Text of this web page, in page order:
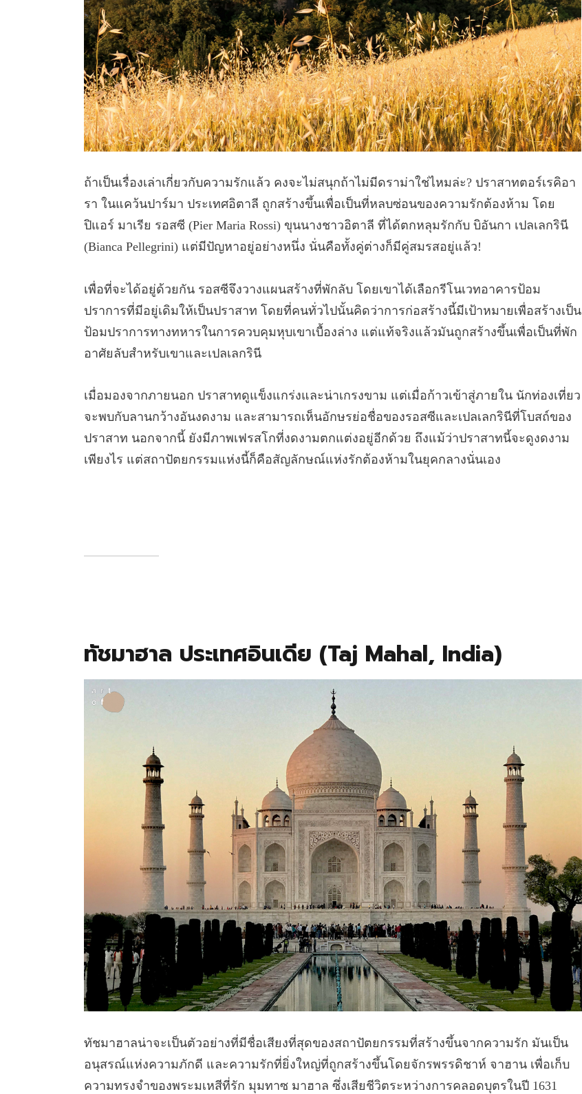
ถ้าเป็นเรื่องเล่าเกี่ยวกับความรักแล้ว คงจะไม่สนุกถ้าไม่มีดราม่าใช่ไหมล่ะ? ปราสาทตอร์เรคิอา
รา ในแคว้นปาร์มา ประเทศอิตาลี ถูกสร้างขึ้นเพื่อเป็นที่หลบซ่อนของความรักต้องห้าม โดย
ปิแอร์ มาเรีย รอสซี (Pier Maria Rossi) ขุนนางชาวอิตาลี ที่ได้ตกหลุมรักกับ บิอันกา เปลเลกรินี
(Bianca Pellegrini) แต่มีปัญหาอยู่อย่างหนึ่ง นั่นคือทั้งคู่ต่างก็มีคู่สมรสอยู่แล้ว!
เพื่อที่จะได้อยู่ด้วยกัน รอสซีจึงวางแผนสร้างที่พักลับ โดยเขาได้เลือกรีโนเวทอาคารป้อม
ปราการที่มีอยู่เดิมให้เป็นปราสาท โดยที่คนทั่วไปนั้นคิดว่าการก่อสร้างนี้มีเป้าหมายเพื่อสร้างเป็น
ป้อมปราการทางทหารในการควบคุมหุบเขาเบื้องล่าง แต่แท้จริงแล้วมันถูกสร้างขึ้นเพื่อเป็นที่พัก
อาศัยลับสำหรับเขาและเปลเลกรินี
เมื่อมองจากภายนอก ปราสาทดูแข็งแกร่งและน่าเกรงขาม แต่เมื่อก้าวเข้าสู่ภายใน นักท่องเที่ยว
จะพบกับลานกว้างอันงดงาม และสามารถเห็นอักษรย่อชื่อของรอสซีและเปลเลกรินีที่โบสถ์ของ
ปราสาท นอกจากนี้ ยังมีภาพเฟรสโกที่งดงามตกแต่งอยู่อีกด้วย ถึงแม้ว่าปราสาทนี้จะดูงดงาม
เพียงไร แต่สถาปัตยกรรมแห่งนี้ก็คือสัญลักษณ์แห่งรักต้องห้ามในยุคกลางนั่นเอง
ทัชมาฮาล ประเทศอินเดีย (Taj Mahal, India)
ทัชมาฮาลน่าจะเป็นตัวอย่างที่มีชื่อเสียงที่สุดของสถาปัตยกรรมที่สร้างขึ้นจากความรัก มันเป็น
อนุสรณ์แห่งความภักดี และความรักที่ยิ่งใหญ่ที่ถูกสร้างขึ้นโดยจักรพรรดิชาห์ จาฮาน เพื่อเก็บ
ความทรงจำของพระมเหสีที่รัก มุมทาซ มาฮาล ซึ่งเสียชีวิตระหว่างการคลอดบุตรในปี 1631